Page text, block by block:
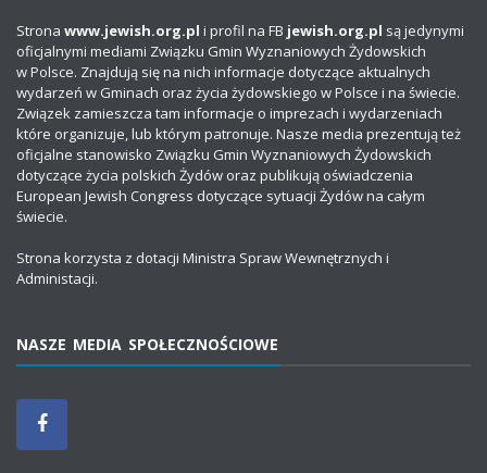
Strona www.jewish.org.pl i profil na FB jewish.org.pl są jedynymi
oficjalnymi mediami Związku Gmin Wyznaniowych Żydowskich
w Polsce. Znajdują się na nich informacje dotyczące aktualnych
wydarzeń w Gminach oraz życia żydowskiego w Polsce i na świecie.
Związek zamieszcza tam informacje o imprezach i wydarzeniach
które organizuje, lub którym patronuje. Nasze media prezentują też
oficjalne stanowisko Związku Gmin Wyznaniowych Żydowskich
dotyczące życia polskich Żydów oraz publikują oświadczenia
European Jewish Congress dotyczące sytuacji Żydów na całym
świecie.
Strona korzysta z dotacji Ministra Spraw Wewnętrznych i
Administacji.
NASZE MEDIA SPOŁECZNOŚCIOWE